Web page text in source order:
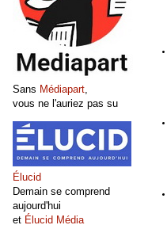
Sans Médiapart
vous ne l'auriez pas su
Élucid
Demain se comprend
aujourd'hui
et Élucid Média